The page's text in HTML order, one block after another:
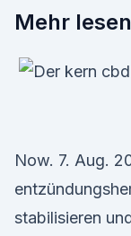
Mehr lesen
Now. 7. Aug.
stabilisieren